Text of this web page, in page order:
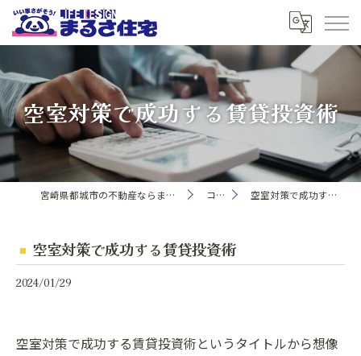
空室対策で成功する賃貸投資術
宮崎県都城市の不動産ならまるさ住宅株式会社 コラム 空室対策で成功する賃貸投資術
空室対策で成功する賃貸投資術
2024/01/29
空室対策で成功する賃貸投資術というタイトルから想像